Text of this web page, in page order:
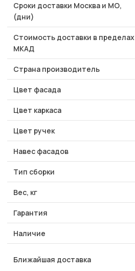
Сроки доставки Москва и МО,
(дни)
Стоимость доставки в пределах
МКАД
Страна производитель
Цвет фасада
Цвет каркаса
Цвет ручек
Навес фасадов
Тип сборки
Вес, кг
Гарантия
Наличие
Ближайшая доставка